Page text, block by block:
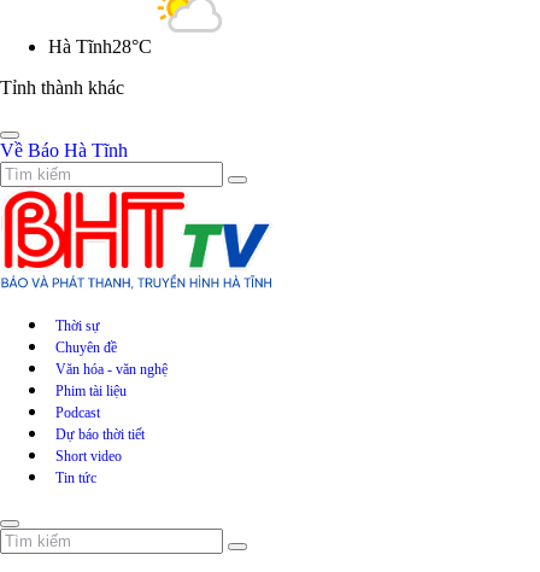
Hà Tĩnh28°C
Tỉnh thành khác
Về Báo Hà Tĩnh
Thời sự
Chuyên đề
Văn hóa - văn nghệ
Phim tài liệu
Podcast
Dự báo thời tiết
Short video
Tin tức